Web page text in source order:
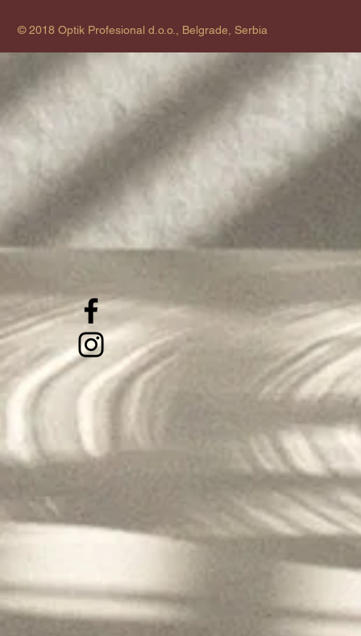
© 2018 Optik Profesional d.o.o., Belgrade, Serbia